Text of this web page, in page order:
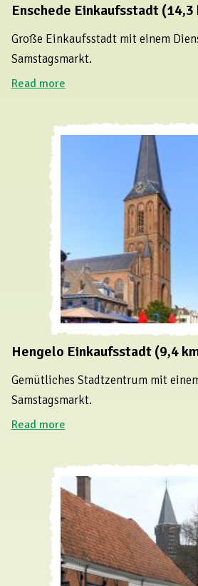
Enschede Einkaufsstadt (14,3
Große Einkaufsstadt mit einem
Samstagsmarkt.
Read more
Hengelo Einkaufsstadt (9,4
Gemütliches Stadtzentrum mit
Samstagsmarkt.
Read more